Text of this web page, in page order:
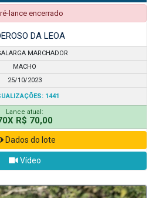
lance encerrado
DA LEOA
MARCHADOR
MACHO
25/10/2023
1441
Lance atual:
R$ 70,00
Dados do lote
Vídeo